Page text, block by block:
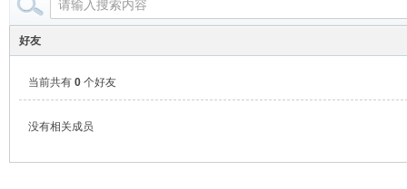
好友
当前共有 0 个好友
没有相关成员